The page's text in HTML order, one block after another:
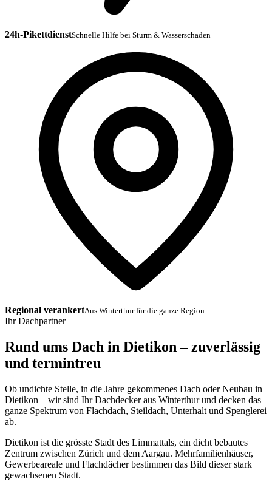
24h-PikettdienstSchnelle Hilfe bei Sturm & Wasserschaden
Regional verankertAus Winterthur für die ganze Region
Ihr Dachpartner
Rund ums Dach in Dietikon – zuverlässig
und termintreu
Ob undichte Stelle, in die Jahre gekommenes Dach oder Neubau in
Dietikon – wir sind Ihr Dachdecker aus Winterthur und decken das
ganze Spektrum von Flachdach, Steildach, Unterhalt und Spenglerei
ab.
Dietikon ist die grösste Stadt des Limmattals, ein dicht bebautes
Zentrum zwischen Zürich und dem Aargau. Mehrfamilienhäuser,
Gewerbeareale und Flachdächer bestimmen das Bild dieser stark
gewachsenen Stadt.